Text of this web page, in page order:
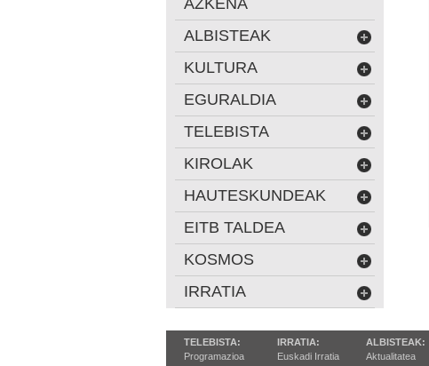
AZKENA
ALBISTEAK
KULTURA
EGURALDIA
TELEBISTA
KIROLAK
HAUTESKUNDEAK
EITB TALDEA
KOSMOS
IRRATIA
TELEBISTA:
Programazioa
IRRATIA:
Euskadi Irratia
ALBISTEAK:
Aktualitatea